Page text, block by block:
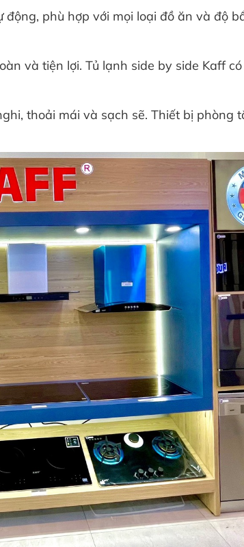
phù hợp với mọi loại đồ ăn và độ
và tiện lợi. Tủ lạnh side by side Kaff
thoải mái và sạch sẽ. Thiết bị phòng